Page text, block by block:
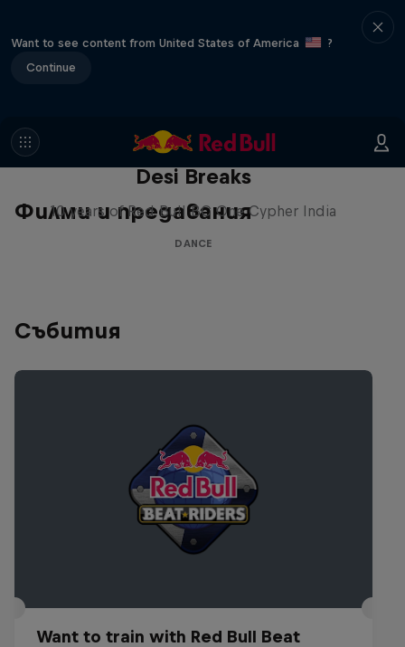
Want to see content from United States of America
?
Continue
Филми и предавания
Desi Breaks
10 years of Red Bull BC One Cypher India
DANCE
Събития
Want to train with Red Bull Beat